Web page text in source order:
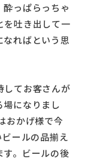
っぱらっちゃ
を吐き出して一
ればという思
してお客さんが
になりまし
おかげ様で今
ールの品揃え
す。ビールの後